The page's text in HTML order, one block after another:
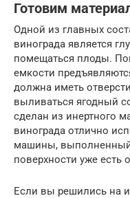
Готовим
Одной из главных
винограда является
помещаться плоды.
емкости
должна иметь
выливаться ягодный
сделан из инертного
винограда отлично
машины,
поверхности уже есть
Если вы решились на